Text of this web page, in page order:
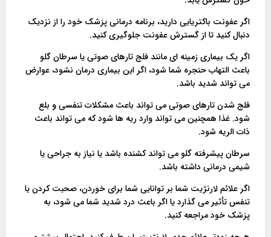
اگر عفونت باکتریایی دارید، برنامه درمانی پزشک خود را از نزدیک
دنبال کنید تا از گسترش عفونت جلوگیری کنید.
اگر یک بیماری زمینه ای مانند فلج تارهای صوتی یا سرطان گلو
باعث التهاب حنجره شما شود، اگر این بیماری درمان نشود، عوارض
می تواند شدید باشد.
فلج شدن تارهای صوتی می تواند باعث مشکلات تنفسی و بلع
شود. غذا همچنین می تواند وارد ریه ها شود که می تواند باعث
ذات الریه شود.
سرطان پیشرفته گلو می تواند کشنده باشد یا نیاز به جراحی یا
شیمی درمانی داشته باشد.
اگر علائم لارنژیت شما بر توانایی شما برای خوردن، صحبت کردن یا
تنفس تأثیر می گذارد یا اگر باعث درد شدید شما می شود، به
پزشک خود مراجعه کنید.